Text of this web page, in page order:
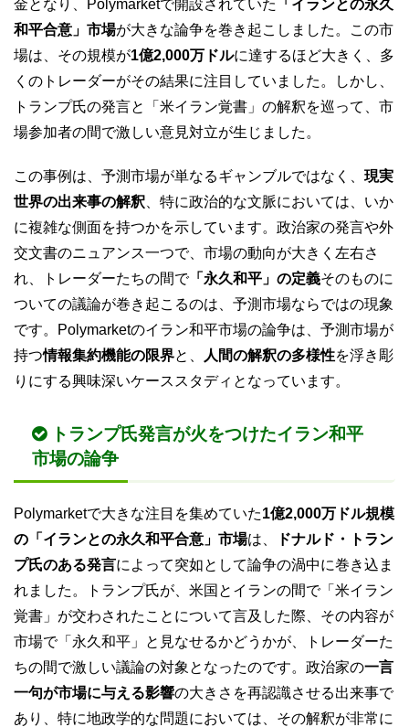
金となり、Polymarketで開設されていた
「イランとの永久
和平合意」市場が大きな論争を巻き起こしました。この市
場は、その規模が1億2,000万ドルに達するほど大きく、多
くのトレーダーがその結果に注目していました。しかし、
トランプ氏の発言と「米イラン覚書」の解釈を巡って、市
場参加者の間で激しい意見対立が生じました。
この事例は、予測市場が単なるギャンブルではなく、 現実
世界の出来事の解釈 、特に政治的な文脈においては、いか
に複雑な側面を持つかを示しています。政治家の発言や外
交文書のニュアンス一つで、市場の動向が大きく左右さ
れ、トレーダーたちの間で「永久和平」の定義そのものに
ついての議論が巻き起こるのは、予測市場ならではの現象
です。Polymarketのイラン和平市場の論争は、予測市場が
持つ情報集約機能の限界と、 人間の解釈の多様性を浮き彫
りにする興味深いケーススタディとなっています。
トランプ氏発言が火をつけたイラン和平
市場の論争
Polymarketで大きな注目を集めていた1億2,000万ドル規模
の「イランとの永久和平合意」市場は、
ドナルド・トラン
プ氏のある発言によって突如として論争の渦中に巻き込ま
れました。トランプ氏が、米国とイランの間で「米イラン
覚書」が交わされたことについて言及した際、その内容が
市場で「永久和平」と見なせるかどうかが、トレーダーた
ちの間で激しい議論の対象となったのです。政治家の一言
一句が市場に与える影響の大きさを再認識させる出来事で
あり、特に地政学的な問題においては、その解釈が非常に